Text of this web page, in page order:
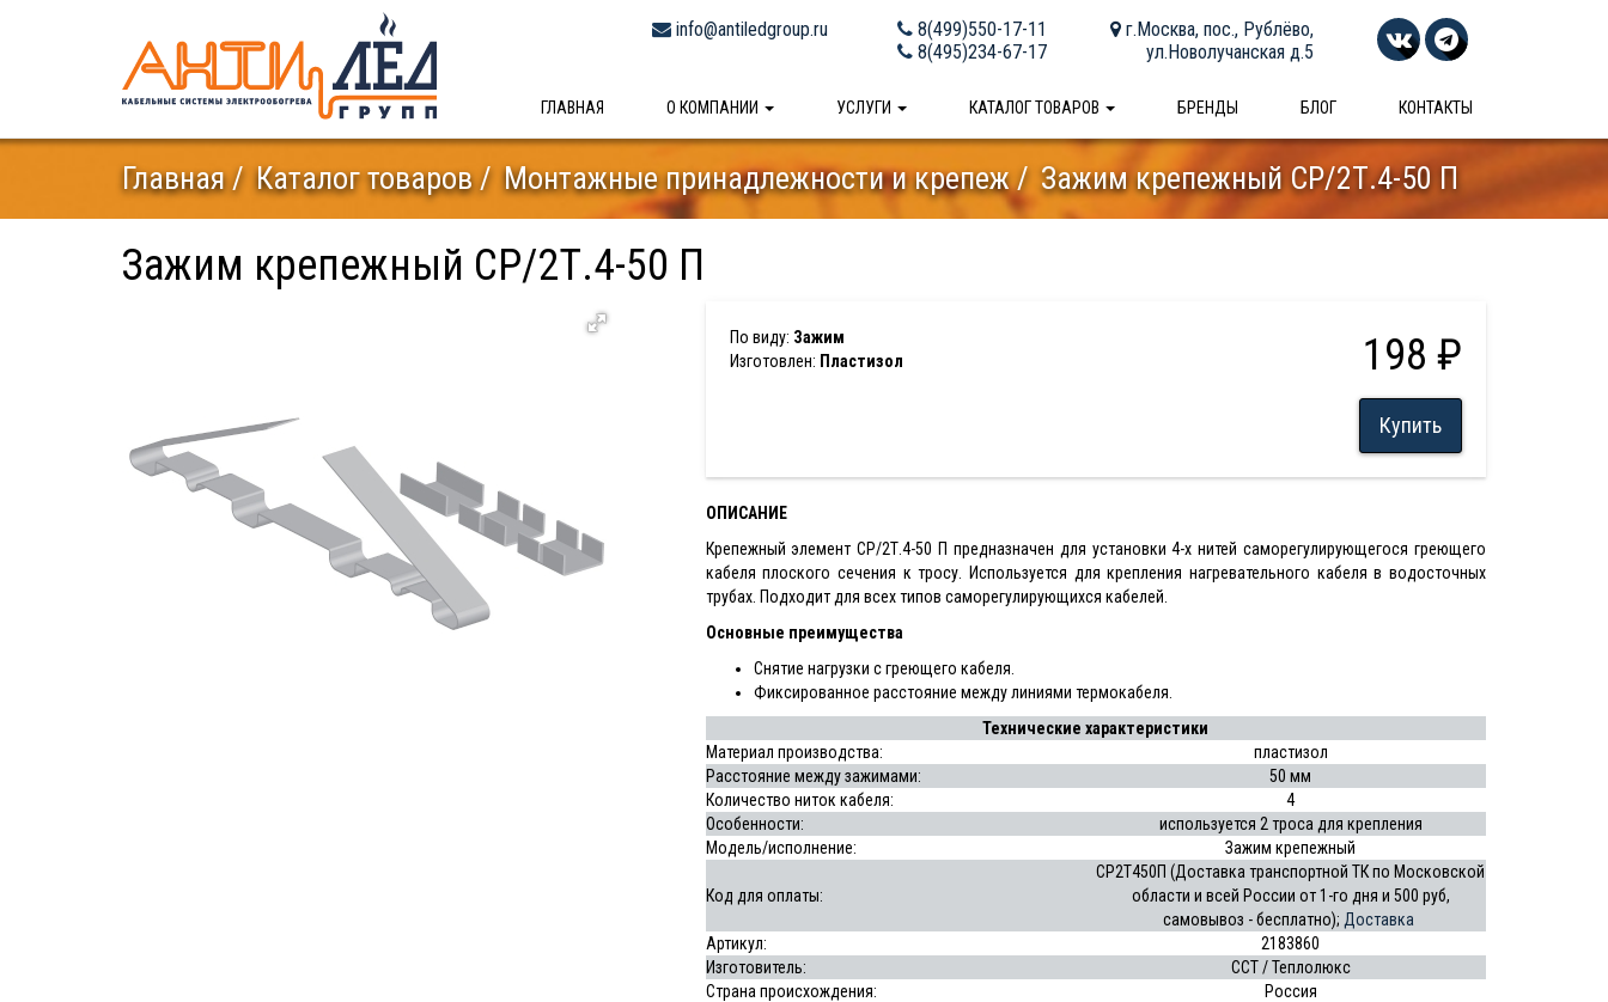
info@antiledgroup.ru
8(499)550-17-11
8(495)234-67-17
г.Москва, пос., Рублёво,
ул.Новолучанская д.5
ГЛАВНАЯ О КОМПАНИИ УСЛУГИ КАТАЛОГ ТОВАРОВ БРЕНДЫ БЛОГ КОНТАКТЫ
Главная Каталог товаров Монтажные принадлежности и крепеж Зажим крепежный СР/2Т.4-50 П
Зажим крепежный СР/2Т.4-50 П
По виду: Зажим
Изготовлен: Пластизол 198 ₽
Купить
ОПИСАНИЕ
Крепежный элемент СР/2Т.4-50 П предназначен для установки 4-х нитей саморегулирующегося греющего
кабеля плоского сечения к тросу. Используется для крепления нагревательного кабеля в водосточных
трубах. Подходит для всех типов саморегулирующихся кабелей.
Основные преимущества
Снятие нагрузки с греющего кабеля.
Фиксированное расстояние между линиями термокабеля.
Технические характеристики
Материал производства:
пластизол
Расстояние между зажимами:
50 мм
Количество ниток кабеля:
4
Особенности:
используется 2 троса для крепления
Модель/исполнение:
Зажим крепежный
Код для оплаты:
СР2Т450П (Доставка транспортной ТК по Московской
области и всей России от 1-го дня и 500 руб,
самовывоз - бесплатно); Доставка
Артикул:
2183860
Изготовитель:
ССТ / Теплолюкс
Страна происхождения:
Россия